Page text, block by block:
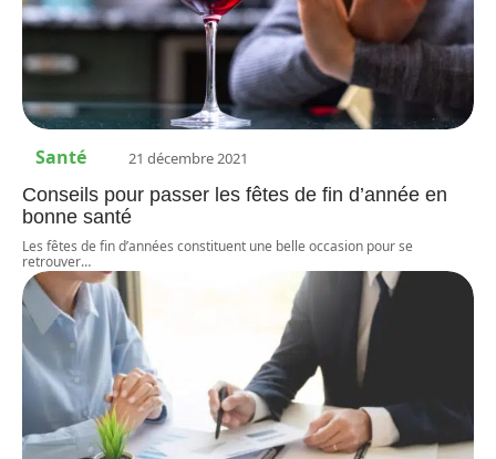
Santé 21 décembre 2021
Conseils pour passer les fêtes de fin d’année en
bonne santé
Les fêtes de fin d’années constituent une belle occasion pour se
retrouver…